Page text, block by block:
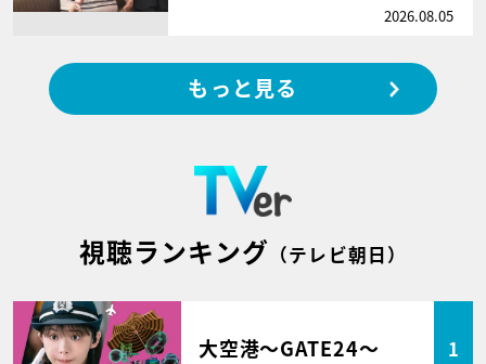
2026.08.05
もっと見る
視聴ランキング （テレビ朝日）
大空港～GATE24～ 1